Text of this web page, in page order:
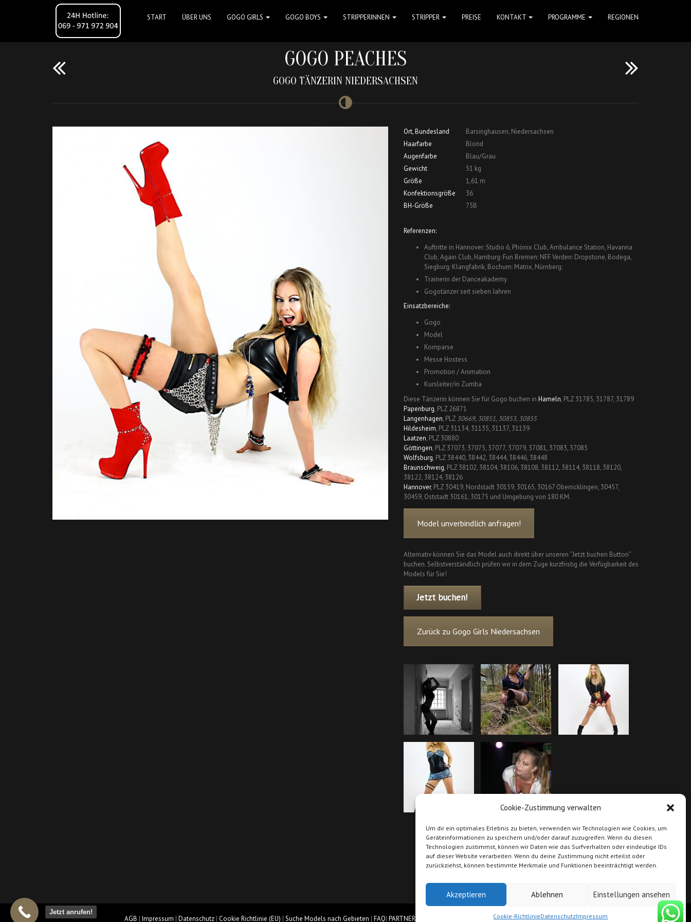
Cookie-Zustimmung verwalten
Um dir ein optimales Erlebnis zu bieten, verwenden wir Technologien wie Cookies, um
Geräteinformationen zu speichern und/oder darauf zuzugreifen. Wenn du diesen
Technologien zustimmst, können wir Daten wie das Surfverhalten oder eindeutige IDs
auf dieser Website verarbeiten. Wenn du deine Zustimmung nicht erteilst oder
zurückziehst, können bestimmte Merkmale und Funktionen beeinträchtigt werden.
Akzeptieren Ablehnen Einstellungen ansehen
Cookie-RichtlinieDatenschutzImpressum
START ÜBER UNS GOGO GIRLS GOGO BOYS STRIPPERINNEN STRIPPER PREISE KONTAKT PROGRAMME REGIONEN
GOGO PEACHES
GOGO TÄNZERIN NIEDERSACHSEN
Ort, Bundesland
Barsinghausen, Niedersachsen
Haarfarbe
Blond
Augenfarbe
Blau/Grau
Gewicht
51 kg
Größe
1,61 m
Konfektionsgröße
36
BH-Größe
75B
Referenzen:
Auftritte in Hannover: Studio 6, Phönix Club, Ambulance Station, Havanna
Club, Again Club, Hamburg: Fun Bremen: NFF Verden: Dropstone, Bodega,
Siegburg: Klangfabrik, Bochum: Matrix, Nürnberg:
Trainerin der Danceakademy
Gogotänzer seit sieben Jahren
Einsatzbereiche:
Gogo
Model
Komparse
Messe Hostess
Promotion / Animation
Kursleiter/in Zumba
Diese Tänzerin können Sie für Gogo buchen in Hameln, PLZ 31785, 31787, 31789
Papenburg, PLZ 26871
Langenhagen, PLZ 30669, 30851, 30853, 30855
Hildesheim, PLZ 31134, 31135, 31137, 31139
Laatzen, PLZ 30880
Göttingen, PLZ 37073, 37075, 37077, 37079, 37081, 37083, 37085
Wolfsburg, PLZ 38440, 38442, 38444, 38446, 38448
Braunschweig, PLZ 38102, 38104, 38106, 38108, 38112, 38114, 38118, 38120,
38122, 38124, 38126
Hannover, PLZ 30419, Nordstadt 30159, 30165, 30167 Oberricklingen, 30457,
30459, Oststadt 30161, 30175 und Umgebung von 180 KM.
Model unverbindlich anfragen!
Alternativ können Sie das Model auch direkt über unseren “Jetzt buchen Button”
buchen. Selbstverständlich prüfen wir in dem Zuge kurzfristig die Verfügbarkeit des
Models für Sie!
Jetzt buchen!
Zurück zu Gogo Girls Niedersachsen
CAMERA
AGB | Impressum | Datenschutz | Cookie Richtlinie (EU) | Suche Models nach Gebieten | FAQ| PARTNER © 2019 Stripperinnen-buchen.de. All rights reserved.
Jetzt anrufen!